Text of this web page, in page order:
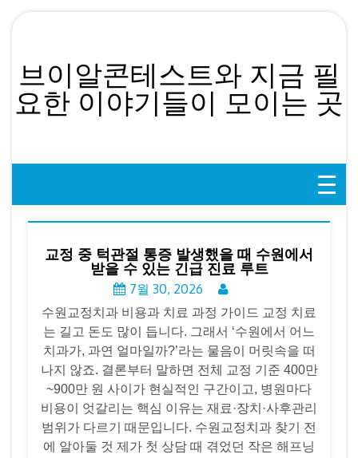
브이알콘테스트와 지금 필
요한 이야기들이 모이는 곳
교정 중 턱관절 통증 발생했을 때 수원에서
받을 수 있는 긴급 진료 루트
7월 30, 2026
수원교정치과 비용과 치료 과정 가이드 교정 치료
는 길고 돈도 많이 듭니다. 그래서 ‘수원에서 어느
치과가, 과연 얼마일까?’라는 물음이 머릿속을 떠
나지 않죠. 결론부터 말하면 전체 교정 기준 400만
~900만 원 사이가 현실적인 구간이고, 병원마다
비용이 엇갈리는 핵심 이유는 재료·장치·사후관리
범위가 다르기 때문입니다. 수원교정치과 찾기 전
에 알아둘 것 제가 첫 상담 때 겪었던 작은 해프닝